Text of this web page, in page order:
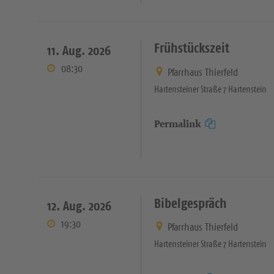
11. Aug. 2026
08:30
Frühstückszeit
Pfarrhaus Thierfeld
Hartensteiner Straße 7 Hartenstein
Permalink
12. Aug. 2026
19:30
Bibelgespräch
Pfarrhaus Thierfeld
Hartensteiner Straße 7 Hartenstein